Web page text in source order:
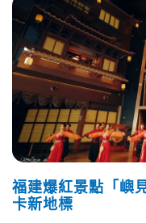
福建爆紅景點「嶼
卡新地標